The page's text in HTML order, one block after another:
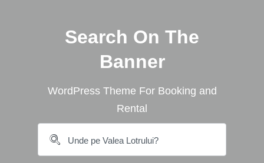
Search On The
Banner
WordPress Theme For Booking and
Rental